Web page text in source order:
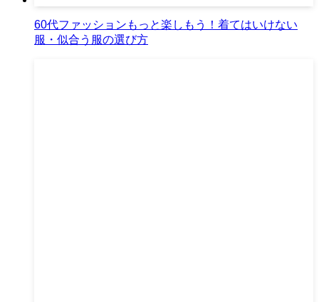
60代ファッションもっと楽しもう！着てはいけない
服・似合う服の選び方